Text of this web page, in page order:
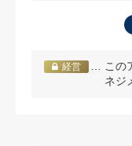
経営
… この
ネジ